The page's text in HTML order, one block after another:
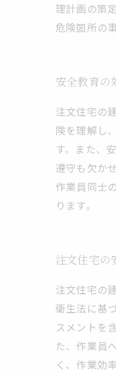
理計画の策
危険箇所の
安全教育の
注文住宅の
険を理解し
す。また、
遵守も欠か
作業員同士
ります。
注文住宅の
注文住宅の
衛生法に基
スメントを
た、作業員
く、作業効